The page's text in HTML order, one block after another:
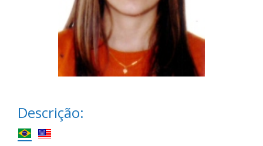
Descrição: